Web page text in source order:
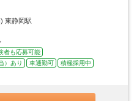
東静岡駅
者も応募可能
）あり 車通勤可
積極採用中